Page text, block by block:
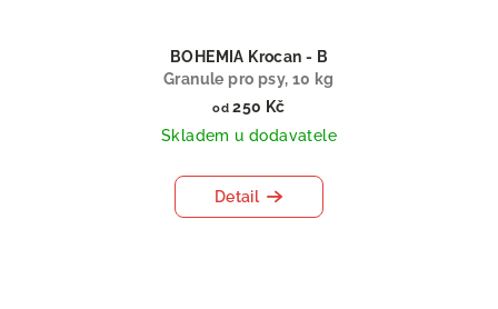
BOHEMIA Krocan - B
Granule pro psy, 10 kg
od 250 Kč
Skladem u dodavatele
Detail